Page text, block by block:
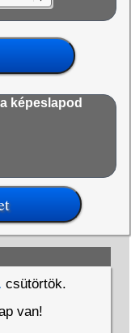
képeslapod
csütörtök.
van!